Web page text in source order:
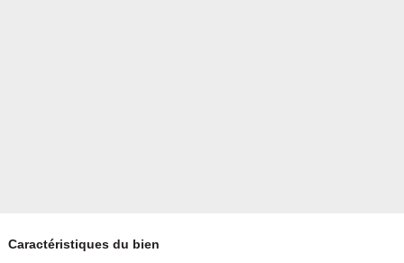
Caractéristiques du bien